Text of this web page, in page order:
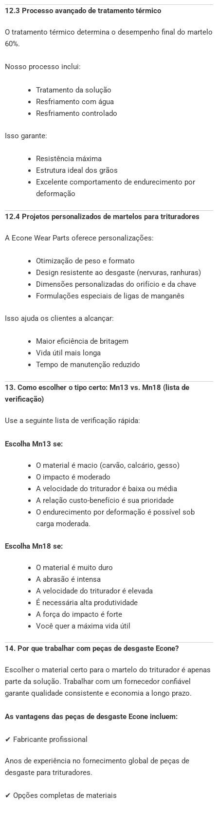
12.3 Processo avançado de tratamento térmico
O tratamento térmico determina o desempenho final do martelo
60%.
Nosso processo inclui:
Tratamento da solução
Resfriamento com água
Resfriamento controlado
Isso garante:
Resistência máxima
Estrutura ideal dos grãos
Excelente comportamento de endurecimento por
deformação
12.4 Projetos personalizados de martelos para trituradores
A Econe Wear Parts oferece personalizações:
Otimização de peso e formato
Design resistente ao desgaste (nervuras, ranhuras)
Dimensões personalizadas do orifício e da chave
Formulações especiais de ligas de manganês
Isso ajuda os clientes a alcançar:
Maior eficiência de britagem
Vida útil mais longa
Tempo de manutenção reduzido
13. Como escolher o tipo certo: Mn13 vs. Mn18 (lista de
verificação)
Use a seguinte lista de verificação rápida:
Escolha Mn13 se:
O material é macio (carvão, calcário, gesso)
O impacto é moderado
A velocidade do triturador é baixa ou média
A relação custo-benefício é sua prioridade
O endurecimento por deformação é possível sob
carga moderada.
Escolha Mn18 se:
O material é muito duro
A abrasão é intensa
A velocidade do triturador é elevada
É necessária alta produtividade
A força do impacto é forte
Você quer a máxima vida útil
14. Por que trabalhar com peças de desgaste Econe?
Escolher o material certo para o martelo do triturador é apenas
parte da solução. Trabalhar com um fornecedor confiável
garante qualidade consistente e economia a longo prazo.
As vantagens das peças de desgaste Econe incluem:
✔ Fabricante profissional
Anos de experiência no fornecimento global de peças de
desgaste para trituradores.
✔ Opções completas de materiais